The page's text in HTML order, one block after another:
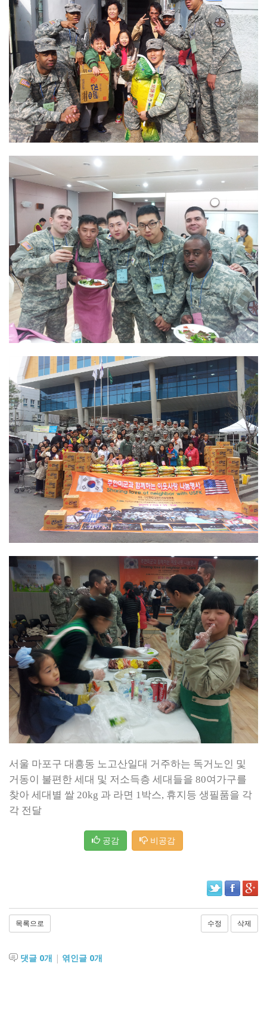
서울 마포구 대흥동 노고산일대 거주하는 독거노인 및
거동이 불편한 세대 및 저소득층 세대들을 80여가구를
찾아 세대별 쌀 20kg 과 라면 1박스, 휴지등 생필품을 각
각 전달
공감 비공감
목록으로 수정 삭제
댓글 0개 | 엮인글 0개